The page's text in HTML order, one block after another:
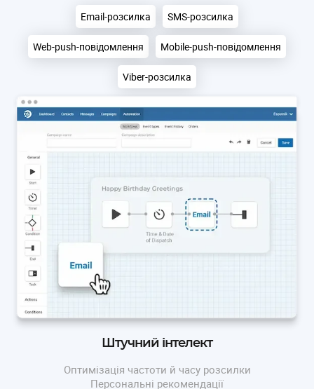
Email-розсилка SMS-розсилка
Web-push-повідомлення Mobile-push-повідомлення
Viber-розсилка
Штучний інтелект
Оптимізація частоти й часу розсилки
Персональні рекомендації